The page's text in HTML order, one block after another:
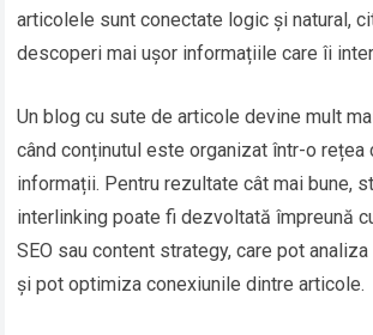
articolele sunt conectate logic și natural,
descoperi mai ușor informațiile care îi
Un blog cu sute de articole devine mult
când conținutul este organizat într-o rețea
informații. Pentru rezultate cât mai bune,
interlinking poate fi dezvoltată împreună
SEO sau content strategy, care pot
și pot optimiza conexiunile dintre articole.